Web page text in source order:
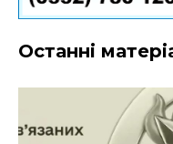
Останні